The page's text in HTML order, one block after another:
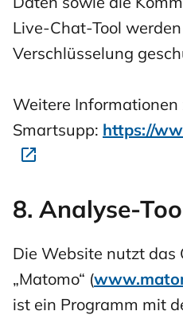
Live-Chat-Tool
Verschlüsselung
Weitere
Smartsupp: https://
8. Analyse-
Die Website nutzt das
„Matomo“ (
ist ein Programm mit